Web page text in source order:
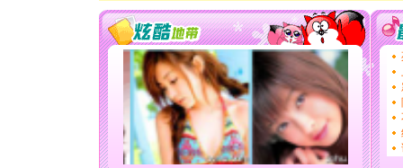
[春节]风
颜！冬去
道一声
[春节]
传
片叶子
送你一
[圣诞节]
你太多
要平安
[圣诞节]
能正大